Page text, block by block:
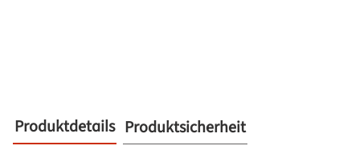
Produktdetails Produktsicherheit